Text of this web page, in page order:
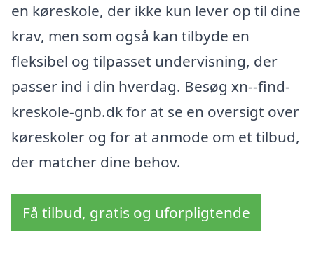
en køreskole, der ikke kun lever op til dine
krav, men som også kan tilbyde en
fleksibel og tilpasset undervisning, der
passer ind i din hverdag. Besøg xn--find-
kreskole-gnb.dk for at se en oversigt over
køreskoler og for at anmode om et tilbud,
der matcher dine behov.
Få tilbud, gratis og uforpligtende